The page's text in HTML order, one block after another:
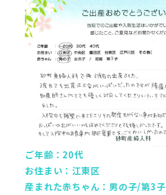
ご年齢：20代
お住まい：江東区
産まれた赤ちゃん：男の子/第3子